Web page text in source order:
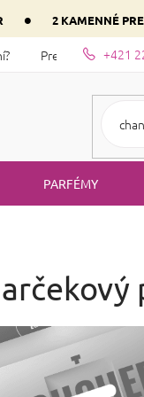
• 2 KAMENNÉ
+421
Predajne
PARFÉMY